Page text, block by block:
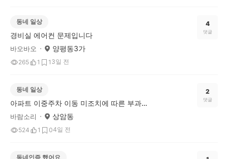
동네 일상
경비실 에어컨 문제입니다
바오바오 양평동3가
265 1 1 3일 전
4
댓글
동네 일상
아파트 이중주차 이동 미조치에 따른 부과금(벌금)
바람소리 상암동
524 1 04일 전
2
댓글
동네인증 했어요